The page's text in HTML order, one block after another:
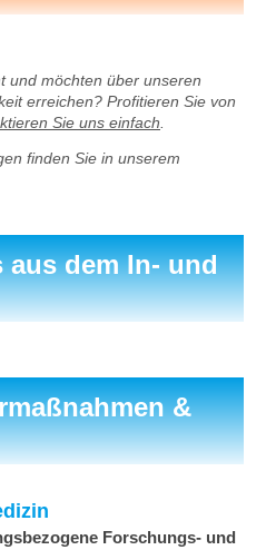
und möchten über unseren
erreichen? Profitieren Sie von
Sie uns einfach
finden Sie in unserem
aus dem In- und
&
Forschungs- und